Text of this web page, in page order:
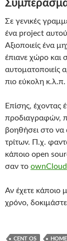
Σε γενικές
ένα project αυτού
Αξιοποιείς ένα
έπιανε χώρο και
αυτοματοποιείς
πιο εύκολη κ.λ.π.
Επίσης, έχοντας
προδιαγραφών,
βοηθήσει στο να
τρίτων. Π.χ.
κάποιο open
σαν το ownCloud
Αν έχετε κάποιο
χρόνο,
CENT OS